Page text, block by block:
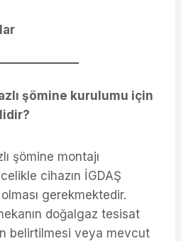
şömine kurulumu için
şömine montajı
cihazın İGDAŞ
gerekmektedir.
doğalgaz tesisat
belirtilmesi veya mevcut